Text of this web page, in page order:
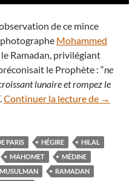
de ce mince
Mohammed
Ramadan, privilégiant
le Prophète : “ne
lunaire et rompez le
.Continuer la lecture de Début
→
PARIS HÉGIRE
HILAL
MAHOMET
MÉDINE
MUSULMAN
RAMADAN